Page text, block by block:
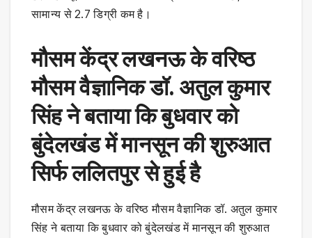
सामान्य से 2.7 डिग्री कम है।
मौसम केंद्र लखनऊ के वरिष्ठ
मौसम वैज्ञानिक डॉ. अतुल कुमार
सिंह ने बताया कि बुधवार को
बुंदेलखंड में मानसून की शुरुआत
सिर्फ ललितपुर से हुई है
मौसम केंद्र लखनऊ के वरिष्ठ मौसम वैज्ञानिक डॉ. अतुल कुमार
सिंह ने बताया कि बुधवार को बुंदेलखंड में मानसून की शुरुआत